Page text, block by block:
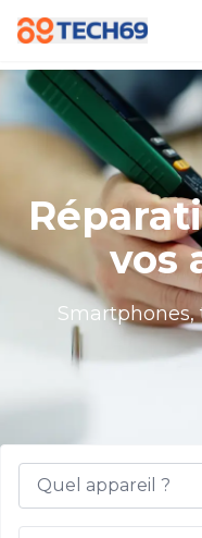
vos
Quel appareil ?